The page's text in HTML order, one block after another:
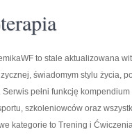
to stale aktualizowana
świadomym stylu życia,
Serwis pełni funkcję
szkoleniowców oraz
kategorie to Trening i